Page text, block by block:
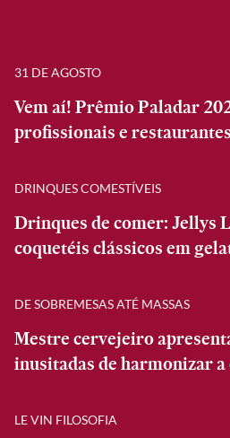
31 DE AGOSTO
Vem aí! Prêmio Paladar
profissionais e
DRINQUES COMESTÍVEIS
Drinques de comer: Jellys
coquetéis clássicos em
DE SOBREMESAS ATÉ MASSAS
Mestre cervejeiro
inusitadas de harmonizar
LE VIN FILOSOFIA